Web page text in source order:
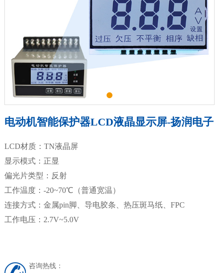
电动机智能保护器LCD液晶显示屏-扬润电子
LCD材质：TN液晶屏
显示模式：正显
偏光片类型：反射
工作温度：-20~70℃（普通宽温）
连接方式：金属pin脚、导电胶条、热压斑马纸、FPC
工作电压：2.7V~5.0V
咨询热线：